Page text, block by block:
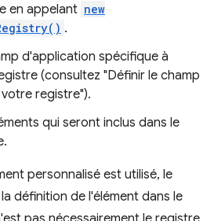
en appelant new
.
d'application spécifique à
(consultez "Définir le champ
registre").
qui seront inclus dans le
personnalisé est utilisé, le
définition de l'élément dans le